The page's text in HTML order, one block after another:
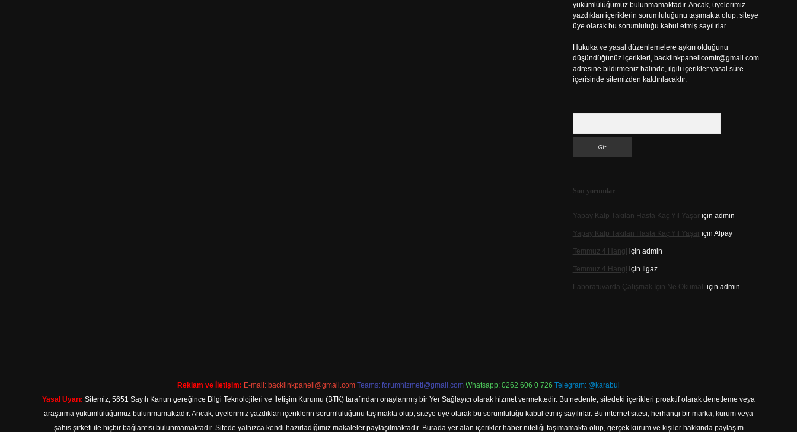
yükümlülüğümüz bulunmamaktadır. Ancak, üyelerimiz
yazdıkları içeriklerin sorumluluğunu taşımakta olup, siteye
üye olarak bu sorumluluğu kabul etmiş sayılırlar.
Hukuka ve yasal düzenlemelere aykırı olduğunu
düşündüğünüz içerikleri, backlinkpanelicomtr@gmail.com
adresine bildirmeniz halinde, ilgili içerikler yasal süre
içerisinde sitemizden kaldırılacaktır.
Son yorumlar
Yapay Kalp Takılan Hasta Kaç Yıl Yaşariçin admin
Yapay Kalp Takılan Hasta Kaç Yıl Yaşariçin Alpay
Temmuz 4 Hangi için admin
Temmuz 4 Hangi için Ilgaz
Laboratuvarda Çalışmak Için Ne Okumalı için admin
Reklam ve İletişim: E-mail: backlinkpaneli@gmail.com Teams: forumhizmeti@gmail.com Whatsapp: 0262 606 0 726 Telegram: @karabul
Yasal Uyarı: Sitemiz, 5651 Sayılı Kanun gereğince Bilgi Teknolojileri ve İletişim Kurumu (BTK) tarafından onaylanmış bir Yer Sağlayıcı olarak hizmet vermektedir. Bu nedenle, sitedeki içerikleri proaktif olarak denetleme veya
araştırma yükümlülüğümüz bulunmamaktadır. Ancak, üyelerimiz yazdıkları içeriklerin sorumluluğunu taşımakta olup, siteye üye olarak bu sorumluluğu kabul etmiş sayılırlar. Bu internet sitesi, herhangi bir marka, kurum veya
şahıs şirketi ile hiçbir bağlantısı bulunmamaktadır. Sitede yalnızca kendi hazırladığımız makaleler paylaşılmaktadır. Burada yer alan içerikler haber niteliği taşımamakta olup, gerçek kurum ve kişiler hakkında paylaşım